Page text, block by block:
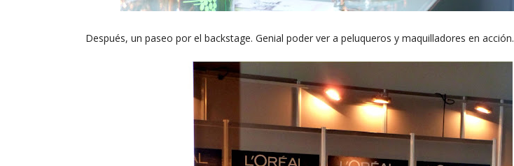
Después, un paseo por el backstage. Genial poder ver a peluqueros y maquilladores en acción.